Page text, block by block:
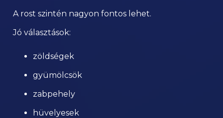
A rost szintén nagyon fontos lehet.
Jó választások:
zöldségek
gyümölcsök
zabpehely
hüvelyesek